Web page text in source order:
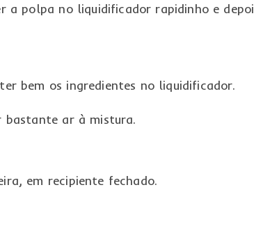
a polpa no liquidificador rapidinho e
bem os ingredientes no liquidificador.
bastante ar à mistura.
em recipiente fechado.